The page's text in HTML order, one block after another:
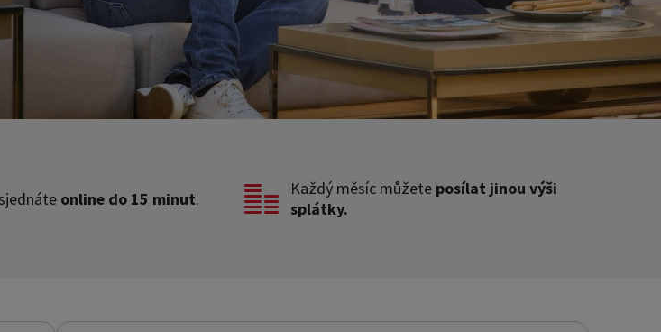
online do 15 minut. Každý měsíc můžete posílat jinou výši
splátky.